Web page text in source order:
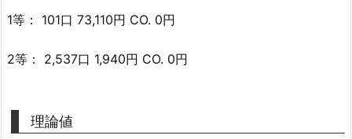
1等： 101口 73,110円 CO. 0円
2等： 2,537口 1,940円 CO. 0円
理論値